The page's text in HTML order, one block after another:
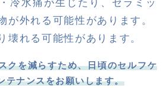
冷水痛が生じたり、セラミッ
が外れる可能性があります。
壊れる可能性があります。
クを減らすため、日頃のセルフケ
テナンスをお願いします。